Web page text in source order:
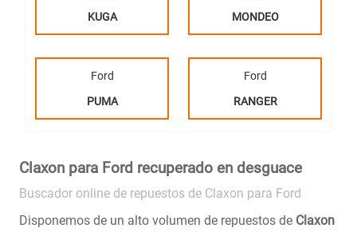
KUGA
MONDEO
Ford
PUMA
Ford
RANGER
Claxon para Ford recuperado en desguace
Buscador online de repuestos de Claxon para Ford
Disponemos de un alto volumen de repuestos de Claxon